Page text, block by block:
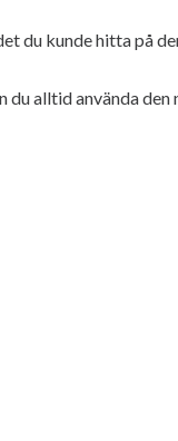
du kunde hitta på
du alltid använda